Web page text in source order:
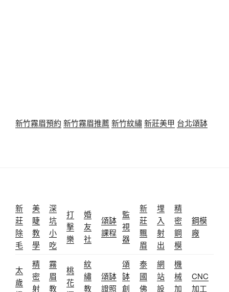
新竹霧眉預約 新竹霧眉推薦 新竹紋繡新莊美甲 台北頌缽
新
莊
除
毛
美
睫
教
學
深
坑
小
吃
打
擊
樂
婚
友
社
頌缽
課程
監
視
器
新
莊
飄
眉
埋
入
射
出
精
密
鋼
模
鋼模
廠
太
歲
精
密
射
霧
眉
教
桃
花
紋
繡
教
頌缽
證照
頌
缽
創
泰
國
佛
網
站
設
機
械
加
CNC
加工